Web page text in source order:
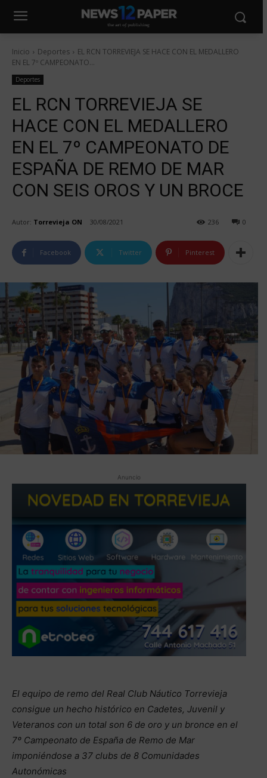
Inicio Deportes
EL RCN TORREVIEJA SE HACE CON EL MEDALLERO
EN EL 7º CAMPEONATO...
Deportes
EL RCN TORREVIEJA SE
HACE CON EL MEDALLERO
EN EL 7º CAMPEONATO DE
ESPAÑA DE REMO DE MAR
CON SEIS OROS Y UN BROCE
Autor: Torrevieja ON 30/08/2021 0
236
Facebook Twitter Pinterest
Anuncio
El equipo de remo del Real Club Náutico Torrevieja
consigue un hecho histórico en Cadetes, Juvenil y
Veteranos con un total son 6 de oro y un bronce en el
7º Campeonato de España de Remo de Mar
imponiéndose a 37 clubs de 8 Comunidades
Autonómicas